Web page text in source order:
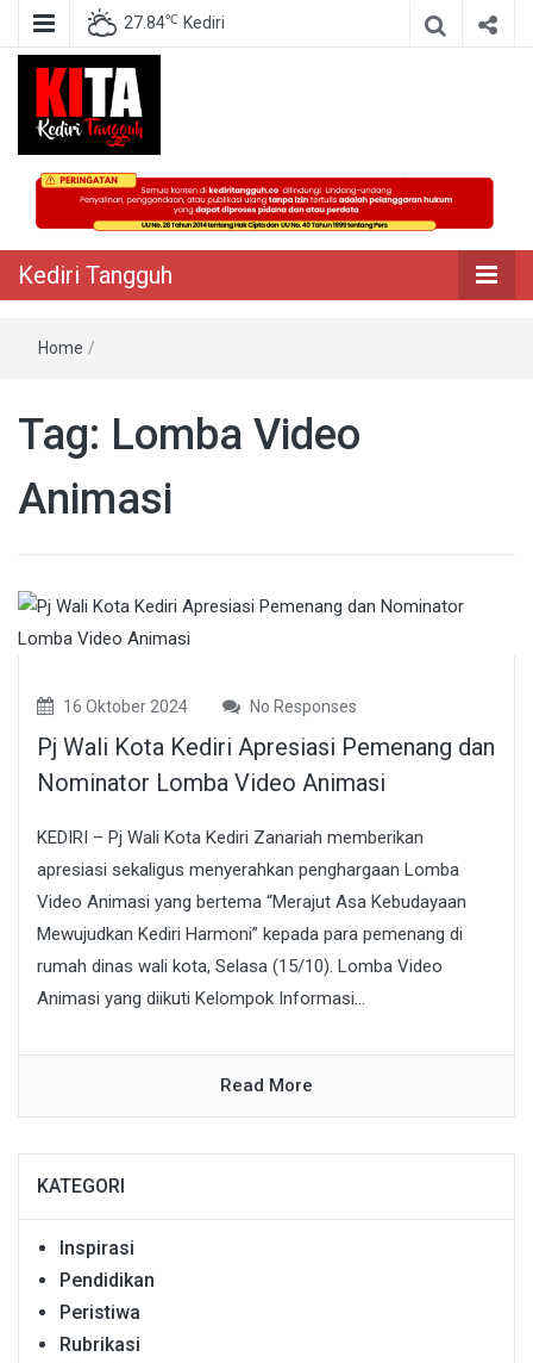
27.84℃ Kediri
Kediri Tangguh
Berita Akurat Terpercaya
Kediri Tangguh
Home /
Tag: Lomba Video
Animasi
16 Oktober 2024 No Responses
Pj Wali Kota Kediri Apresiasi Pemenang dan
Nominator Lomba Video Animasi
KEDIRI – Pj Wali Kota Kediri Zanariah memberikan
apresiasi sekaligus menyerahkan penghargaan Lomba
Video Animasi yang bertema “Merajut Asa Kebudayaan
Mewujudkan Kediri Harmoni” kepada para pemenang di
rumah dinas wali kota, Selasa (15/10). Lomba Video
Animasi yang diikuti Kelompok Informasi...
Read More
KATEGORI
Inspirasi
Pendidikan
Peristiwa
Rubrikasi